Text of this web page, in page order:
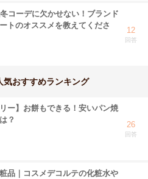
冬コーデに欠かせない！ブランド
トのオススメを教えてくださ
12
回答
気おすすめランキング
ー】お餅もできる！安いパン焼
？
26
回答
品｜コスメデコルテの化粧水や